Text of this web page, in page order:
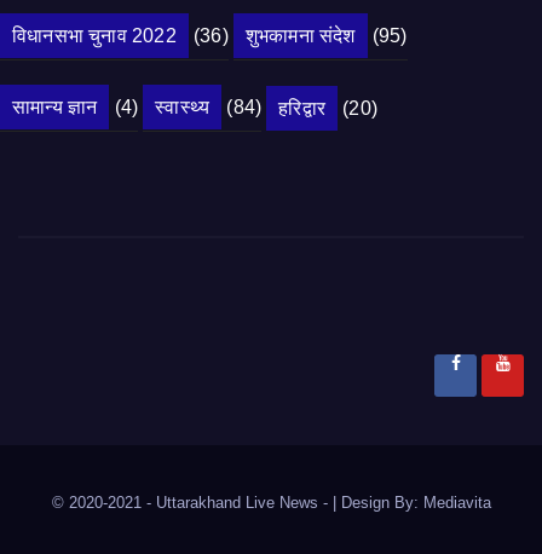
विधानसभा चुनाव 2022 (36) शुभकामना संदेश (95)
सामान्य ज्ञान (4) स्वास्थ्य (84) हरिद्वार (20)
© 2020-2021 - Uttarakhand Live News - Design By: Mediavita